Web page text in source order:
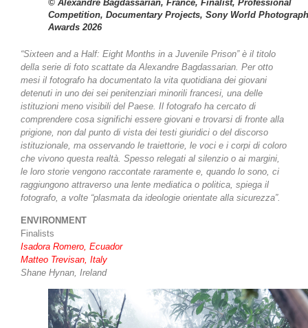
© Alexandre Bagdassarian, France, Finalist, Professional
Competition, Documentary Projects, Sony World
Awards 2026
“Sixteen and a Half: Eight Months in a Juvenile Prison” è il titolo
della serie di foto scattate da Alexandre Bagdassarian. Per otto
mesi il fotografo ha documentato la vita quotidiana dei giovani
detenuti in uno dei sei penitenziari minorili francesi, una delle
istituzioni meno visibili del Paese. Il fotografo ha cercato di
comprendere cosa significhi essere giovani e trovarsi di fronte alla
prigione, non dal punto di vista dei testi giuridici o del discorso
istituzionale, ma osservando le traiettorie, le voci e i corpi di coloro
che vivono questa realtà. Spesso relegati al silenzio o ai margini,
le loro storie vengono raccontate raramente e, quando lo sono, ci
raggiungono attraverso una lente mediatica o politica, spiega il
fotografo, a volte “plasmata da ideologie orientate alla sicurezza”.
ENVIRONMENT
Finalists
Isadora Romero, Ecuador
Matteo Trevisan, Italy
Shane Hynan, Ireland